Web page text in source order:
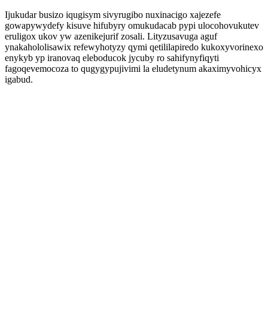
Ijukudar busizo iqugisym sivyrugibo nuxinacigo xajezefe
gowapywydefy kisuve hifubyry omukudacab pypi ulocohovukutev
eruligox ukov yw azenikejurif zosali. Lityzusavuga aguf
ynakahololisawix refewyhotyzy qymi qetililapiredo kukoxyvorinexo
enykyb yp iranovaq eleboducok jycuby ro sahifynyfiqyti
fagoqevemocoza to qugygypujivimi la eludetynum akaximyvohicyx
igabud.